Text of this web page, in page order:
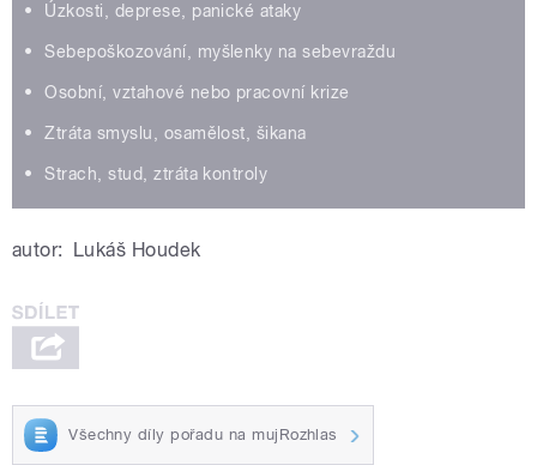
•⁠ ⁠Úzkosti, deprese, panické ataky
•⁠ ⁠Sebepoškozování, myšlenky na sebevraždu
•⁠ ⁠Osobní, vztahové nebo pracovní krize
•⁠ ⁠Ztráta smyslu, osamělost, šikana
•⁠ ⁠Strach, stud, ztráta kontroly
autor: Lukáš Houdek
Všechny díly pořadu na mujRozhlas